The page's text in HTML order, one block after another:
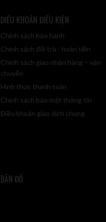
ĐIỀU KHOẢN ĐIỀU KIỆN
Chính sách bảo hành
Chính sách đổi trả - hoàn tiền
Chính sách giao nhận hàng – vận
chuyển
Hình thức thanh toán
Chính sách bảo mật thông tin
Điều khoản giao dịch chung
BẢN ĐỒ